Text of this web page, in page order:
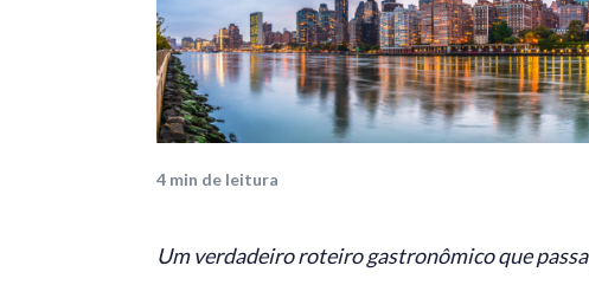
4 min de leitura
Um verdadeiro roteiro gastronômico que